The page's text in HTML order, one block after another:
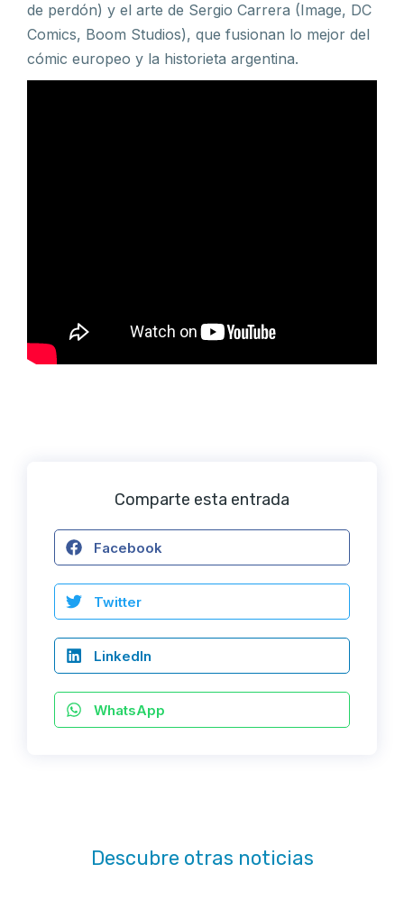
de perdón) y el arte de Sergio Carrera (Image, DC
Comics, Boom Studios), que fusionan lo mejor del
cómic europeo y la historieta argentina.
Comparte esta entrada
Facebook
Twitter
LinkedIn
WhatsApp
Descubre otras noticias